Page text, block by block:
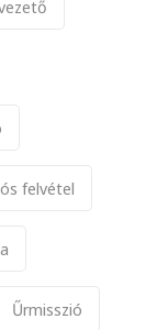
felvétel
Űrmisszió